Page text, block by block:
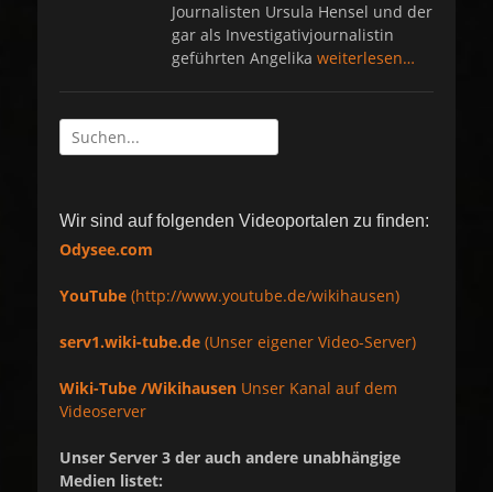
Journalisten Ursula Hensel und der
gar als Investigativjournalistin
geführten Angelika weiterlesen…
Suche
nach:
Wir sind auf folgenden Videoportalen zu finden:
Odysee.com
YouTube (http://www.youtube.de/wikihausen)
serv1.wiki-tube.de (Unser eigener Video-Server)
Wiki-Tube /Wikihausen Unser Kanal auf dem
Videoserver
Unser Server 3 der auch andere unabhängige
Medien listet: